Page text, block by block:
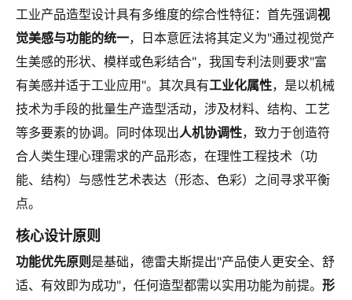
工业产品造型设计具有多维度的综合性特征：首先强调视
觉美感与功能的统一，日本意匠法将其定义为"通过视觉产
生美感的形状、模样或色彩结合"，我国专利法则要求"富
有美感并适于工业应用"。其次具有工业化属性，是以机械
技术为手段的批量生产造型活动，涉及材料、结构、工艺
等多要素的协调。同时体现出人机协调性，致力于创造符
合人类生理心理需求的产品形态，在理性工程技术（功
能、结构）与感性艺术表达（形态、色彩）之间寻求平衡
点。
核心设计原则
功能优先原则 是基础，德雷夫斯提出"产品使人更安全、舒
适、有效即为成功"，任何造型都需以实用功能为前提。 形